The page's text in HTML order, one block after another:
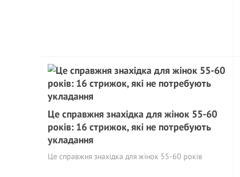
Це справжня знахідка для жінок 55-60
років: 16 стрижок, які не потребують
укладання
Це справжня знахідка для жінок 55-60 років